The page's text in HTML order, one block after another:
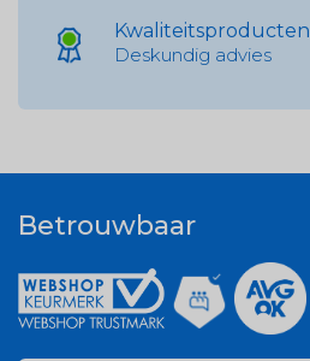
Kwaliteitsproducten
Deskundig advies
Betrouwbaar